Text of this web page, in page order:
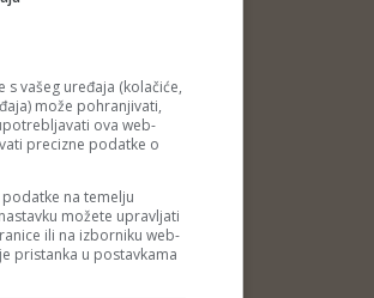
vašeg uređaja (kolačiće,
može pohranjivati,
ova web-
precizne podatke o
na temelju
možete upravljati
ili na izborniku web-
pristanka u postavkama